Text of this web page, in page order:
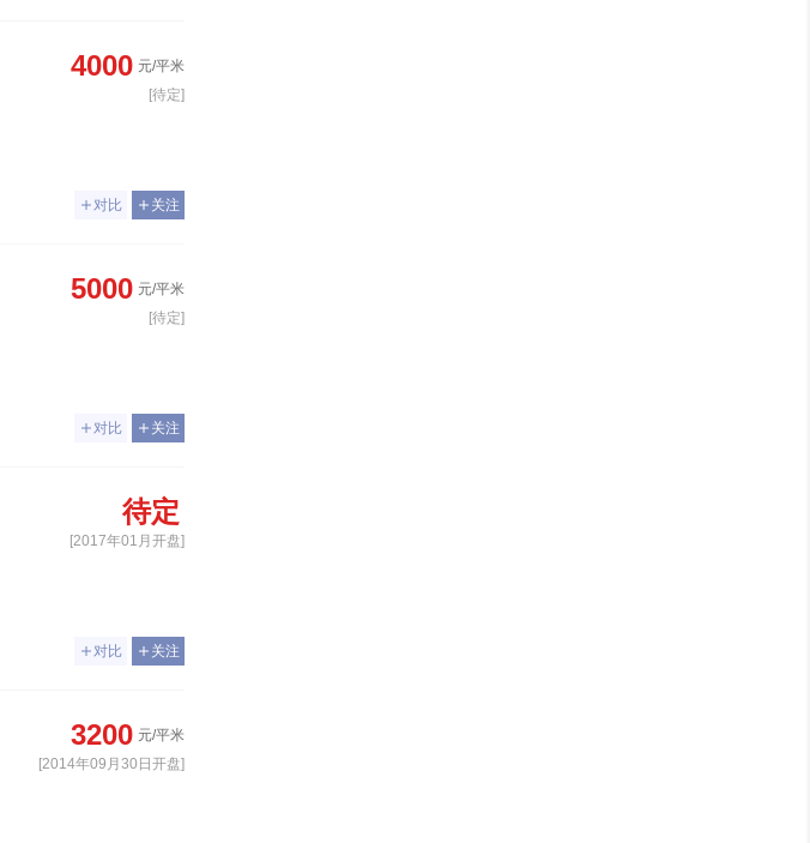
4000 元/平米
[待定]
对比 关注
5000 元/平米
[待定]
对比 关注
待定
[2017年01月开盘]
对比 关注
3200 元/平米
[2014年09月30日开盘]